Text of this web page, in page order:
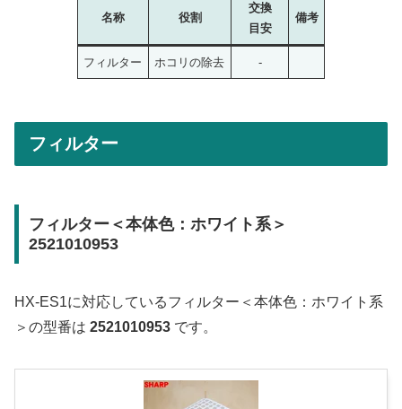
名称 役割
交換
目安
備考
フィルター ホコリの除去 -
フィルター
フィルター＜本体色：ホワイト系＞
2521010953
HX-ES1に対応しているフィルター＜本体色：ホワイト系
＞の型番は 2521010953 です。